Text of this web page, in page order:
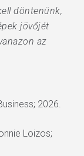
döntenünk,
jövőjét
az
2026.
Loizos;